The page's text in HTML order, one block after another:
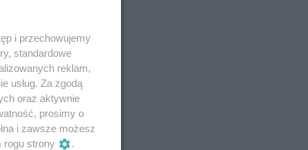
i przechowujemy
standardowe
reklam,
usług. Za zgodą
oraz aktywnie
prosimy o
i zawsze możesz
rogu strony
.